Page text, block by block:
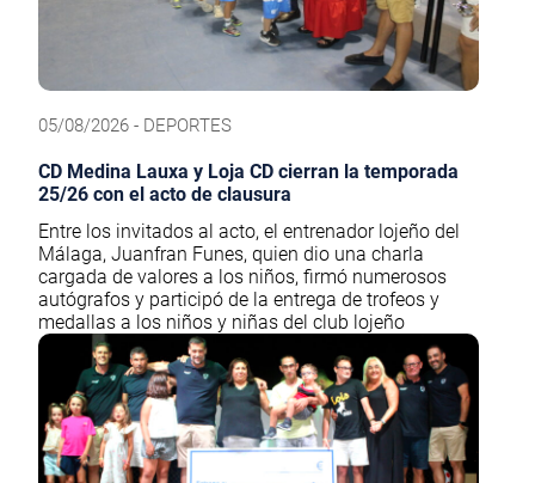
05/08/2026 - DEPORTES
CD Medina Lauxa y Loja CD cierran la temporada
25/26 con el acto de clausura
Entre los invitados al acto, el entrenador lojeño del
Málaga, Juanfran Funes, quien dio una charla
cargada de valores a los niños, firmó numerosos
autógrafos y participó de la entrega de trofeos y
medallas a los niños y niñas del club lojeño